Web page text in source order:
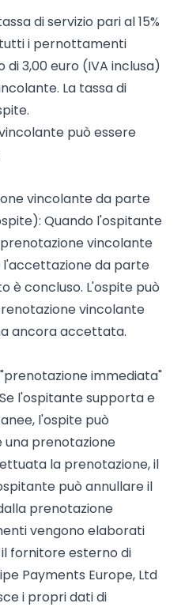
di servizio pari al 15%
i pernottamenti
3,00 euro (IVA inclusa)
La tassa di
può essere
vincolante da parte
Quando l'ospitante
vincolante
da parte
è concluso. L'ospite può
vincolante
ancora accettata.
immediata"
l'ospitante supporta e
l'ospite può
prenotazione
la prenotazione, il
può annullare il
prenotazione
vengono elaborati
fornitore esterno di
Payments Europe, Ltd
i propri dati di